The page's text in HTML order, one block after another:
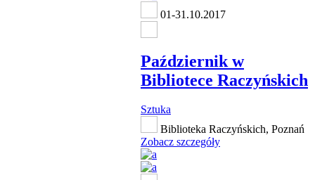
01-31.10.2017
Październik w
Bibliotece Raczyńskich
Sztuka
Biblioteka Raczyńskich, Poznań
Zobacz szczegóły